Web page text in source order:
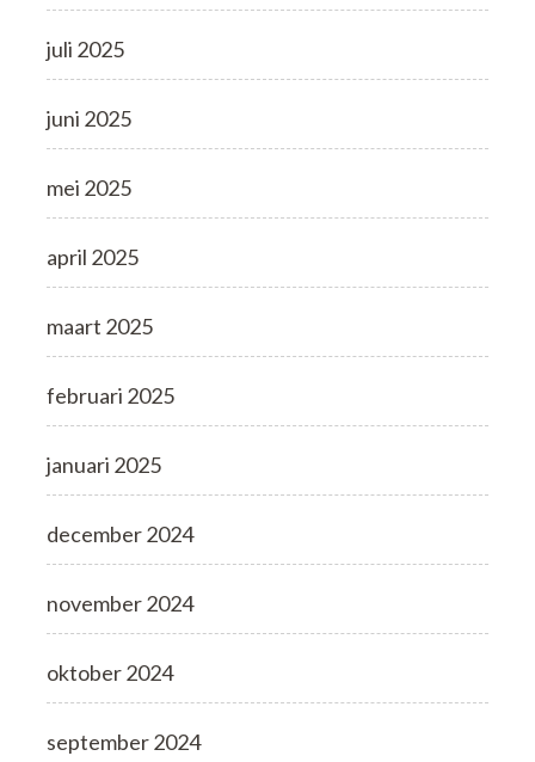
juli 2025
juni 2025
mei 2025
april 2025
maart 2025
februari 2025
januari 2025
december 2024
november 2024
oktober 2024
september 2024